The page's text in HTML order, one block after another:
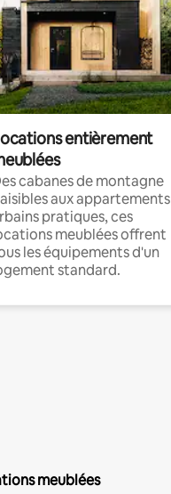
entièrement
cabanes de montagne
aux appartements
pratiques, ces
meublées offrent
les équipements d'un
standard.
meublées